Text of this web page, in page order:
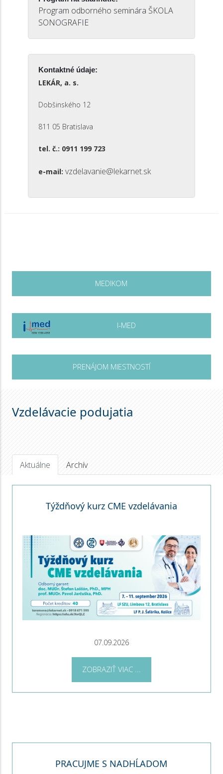
Program odborného seminára ŠKOLA
SONOGRAFIE
Kontaktné údaje:
LEKÁR, a. s.
Dobšinského 12
811 05 Bratislava
tel. č.: 0911 199 723
e-mail: vzdelavanie@lekarnet.sk
MEDIKOM
I-MED
PRENÁJOM MIESTNOSTÍ
Vzdelávacie podujatia
Aktuálne Archív
Týždňový kurz CME vzdelávania
07.09.2026
ZOBRAZIŤ VIAC ...
PRACUJME S NADHĹADOM